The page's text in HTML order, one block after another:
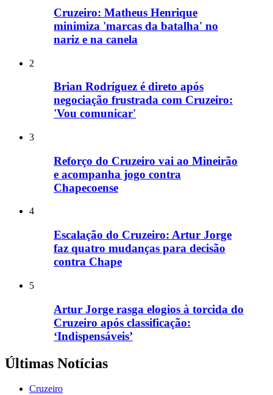
Cruzeiro: Matheus Henrique
minimiza 'marcas da batalha' no
nariz e na canela
2
Brian Rodríguez é direto após
negociação frustrada com Cruzeiro:
'Vou comunicar'
3
Reforço do Cruzeiro vai ao Mineirão
e acompanha jogo contra
Chapecoense
4
Escalação do Cruzeiro: Artur Jorge
faz quatro mudanças para decisão
contra Chape
5
Artur Jorge rasga elogios à torcida do
Cruzeiro após classificação:
‘Indispensáveis’
Últimas Notícias
Cruzeiro